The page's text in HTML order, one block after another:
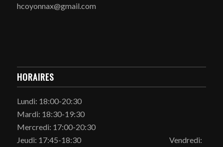
hcoyonnax@gmail.com
HORAIRES
Lundi: 18:00-20:30
Mardi: 18:30-19:30
Mercredi: 17:00-20:30
Jeudi: 17:45-18:30 Vendredi: